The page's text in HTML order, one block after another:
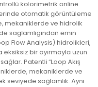
kolorimetrik online
otomatik görüntüleme
mekaniklerde ve hidrolik
sağlamlığından emin
Flow Analysis) hidrolikleri,
bir ayırmayla uzun
Patentli “Loop Akış
mekaniklerde ve
seviyede sağlamlık. Aynı